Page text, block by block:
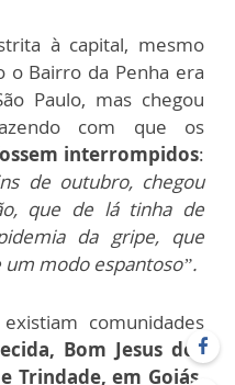
à capital, mesmo
o Bairro da Penha era
Paulo, mas chegou
com que os
interrompidos:
de outubro, chegou
que de lá tinha de
da gripe, que
modo espantoso”.
comunidades
Bom Jesus dos
Trindade, em Goiás,